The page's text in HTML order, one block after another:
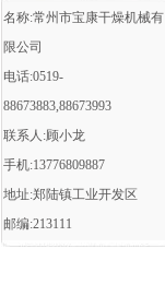
名称:常州市宝康干燥机械有
限公司
电话:0519-
88673883,88673993
联系人:顾小龙
手机:13776809887
地址:郑陆镇工业开发区
邮编:213111